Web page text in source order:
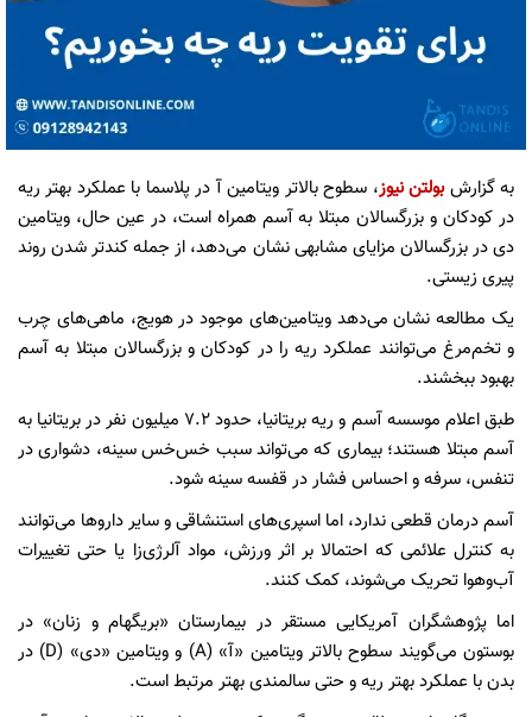
به گزارشبولتن نیوز، سطوح بالاتر ویتامین آ در پلاسما با عملکرد بهتر ریه
در کودکان و بزرگسالان مبتلا به آسم همراه است، در عین حال، ویتامین
دی در بزرگسالان مزایای مشابهی نشان می‌دهد، از جمله کندتر شدن روند
پیری زیستی.
یک مطالعه نشان می‌دهد ویتامین‌های موجود در هویج، ماهی‌های چرب
و تخم‌مرغ می‌توانند عملکرد ریه را در کودکان و بزرگسالان مبتلا به آسم
بهبود ببخشند.
طبق اعلام موسسه آسم و ریه بریتانیا، حدود ۷.۲ میلیون نفر در بریتانیا به
آسم مبتلا هستند؛ بیماری‌ که می‌تواند سبب خس‌خس سینه، دشواری در
تنفس، سرفه و احساس فشار در قفسه سینه شود.
آسم درمان قطعی ندارد، اما اسپری‌های استنشاقی و سایر داروها می‌توانند
به کنترل علائمی که احتمالا بر اثر ورزش، مواد آلرژی‌زا یا حتی تغییرات
آب‌وهوا تحریک ‌می‌شوند، کمک کنند.
اما پژوهشگران آمریکایی مستقر در بیمارستان «بریگهام و زنان» در
بوستون می‌گویند سطوح بالاتر ویتامین «آ» (A) و ویتامین «دی» (D) در
بدن با عملکرد بهتر ریه و حتی سالمندی بهتر مرتبط است.